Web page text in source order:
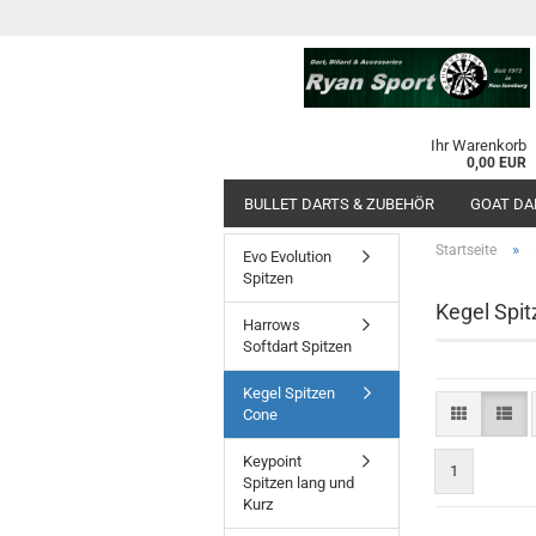
Ihr Warenkorb
0,00 EUR
BULLET DARTS & ZUBEHÖR GOAT
Startseite »
Kegel
1
Evo Evolution
Spitzen
Harrows
Softdart Spitzen
Kegel Spitzen
Cone
Keypoint
Spitzen lang und
Kurz